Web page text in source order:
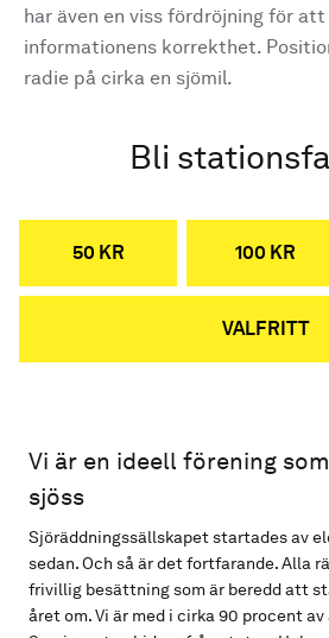
har även en viss fördröjning för
informationens korrekthet.
radie på cirka en sjömil.
Bli
50 KR 100 KR
VALFRITT
Vi är en ideell förening
sjöss
Sjöräddningssällskapet startades av
sedan. Och så är det fortfarande. Alla
frivillig besättning som är beredd att
året om. Vi är med i cirka 90 procent